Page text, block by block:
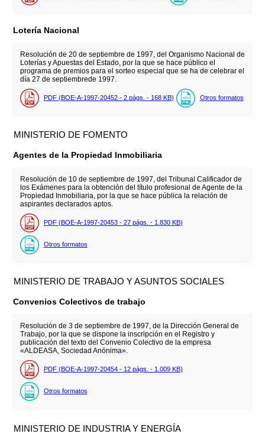
Lotería Nacional
Resolución de 20 de septiembre de 1997, del Organismo Nacional de
Loterías y Apuestas del Estado, por la que se hace público el
programa de premios para el sorteo especial que se ha de celebrar el
día 27 de septiembrede 1997.
PDF (BOE-A-1997-20452 - 2 págs. - 168 KB) Otros formatos
MINISTERIO DE FOMENTO
Agentes de la Propiedad Inmobiliaria
Resolución de 10 de septiembre de 1997, del Tribunal Calificador de
los Exámenes para la obtención del título profesional de Agente de la
Propiedad Inmobiliaria, por la que se hace pública la relación de
aspirantes declarados aptos.
PDF (BOE-A-1997-20453 - 27 págs. - 1.830 KB)
Otros formatos
MINISTERIO DE TRABAJO Y ASUNTOS SOCIALES
Convenios Colectivos de trabajo
Resolución de 3 de septiembre de 1997, de la Dirección General de
Trabajo, por la que se dispone la inscripción en el Registro y
publicación del texto del Convenio Colectivo de la empresa
«ALDEASA, Sociedad Anónima».
PDF (BOE-A-1997-20454 - 12 págs. - 1.009 KB)
Otros formatos
MINISTERIO DE INDUSTRIA Y ENERGÍA